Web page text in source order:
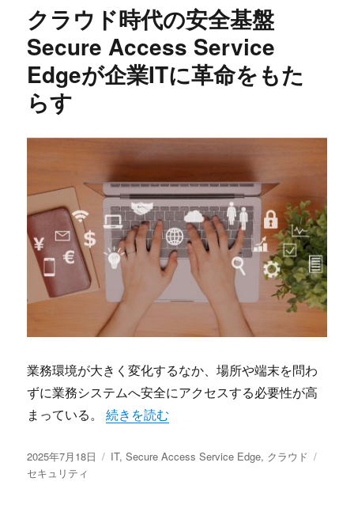
クラウド時代の安全基盤
Secure Access Service
Edgeが企業ITに革命をもた
らす
業務環境が大きく変化するなか、場所や端末を問わ
ずに業務システムへ安全にアクセスする必要性が高
まっている。“クラウド時代の安全基盤Secure Access
続きを読む
投
稿
2025年7月18日
カ
IT,Secure Access Service Edge, クラウド
セキュリティ